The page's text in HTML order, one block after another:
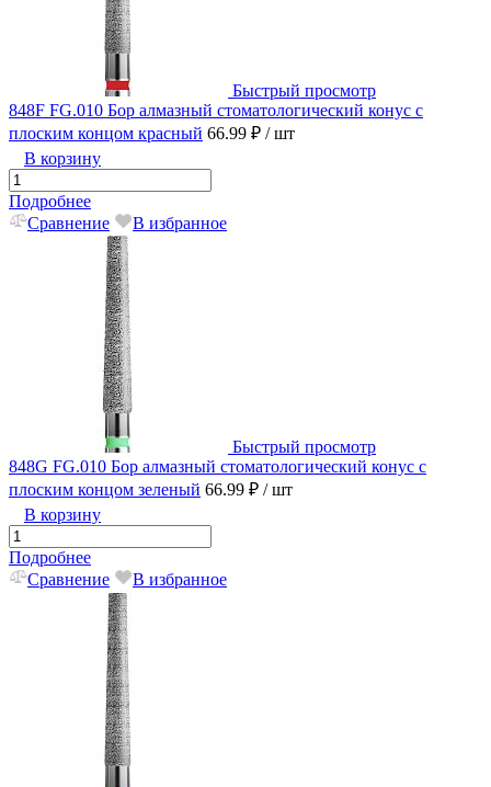
Быстрый просмотр
848F FG.010 Бор алмазный стоматологический конус с
плоским концом красный 66.99 ₽ / шт
В корзину
Подробнее
Сравнение
В избранное
Быстрый просмотр
848G FG.010 Бор алмазный стоматологический конус с
плоским концом зеленый 66.99 ₽ / шт
В корзину
Подробнее
Сравнение
В избранное